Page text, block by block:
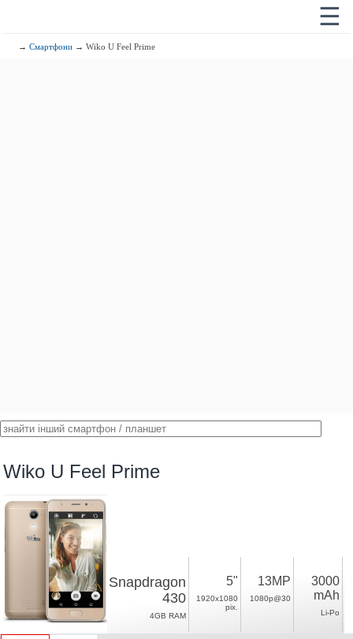
☰
→Смартфони → Wiko U Feel Prime
Wiko U Feel Prime
Snapdragon
430
4GB RAM
5"
1920x1080
pix.
13MP
1080p@30
3000
mAh
Li-Po